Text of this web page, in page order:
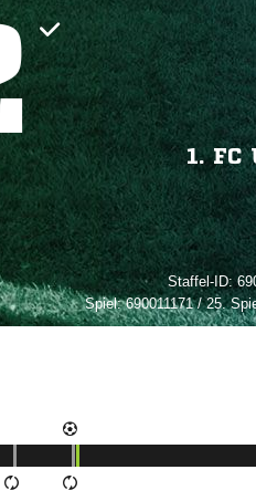
1. FC
Staffel-ID:
Spiel:690011171 / 25.